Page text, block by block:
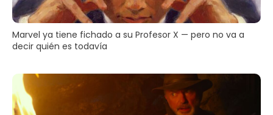
Marvel ya tiene fichado a su Profesor X — pero no va a
decir quién es todavía